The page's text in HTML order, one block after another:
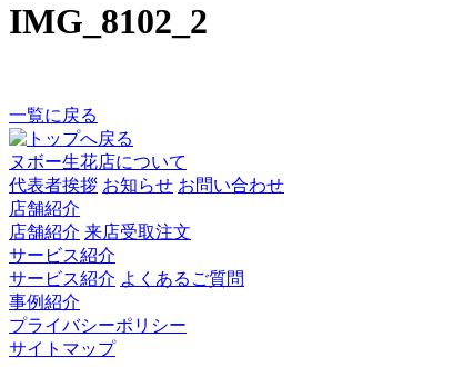
IMG_8102_2
一覧に戻る
ヌボー生花店について
代表者挨拶 お知らせ お問い合わせ
店舗紹介
店舗紹介 来店受取注文
サービス紹介
サービス紹介 よくあるご質問
事例紹介
プライバシーポリシー
サイトマップ